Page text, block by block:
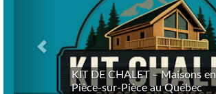
KIT DE CHALET – Maisons en
Pièce-sur-Pièce au Québec